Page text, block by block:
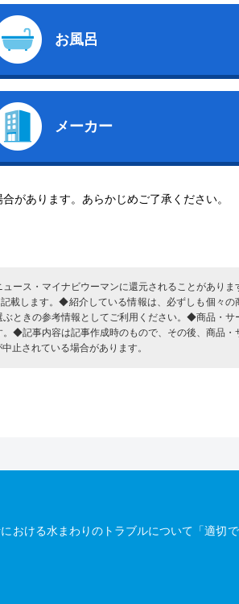
お風呂
メーカー
があります。あらかじめご了承ください。
ース・マイナビウーマンに還元されることがあり
載します。◆紹介している情報は、必ずしも個々の
ときの参考情報としてご利用ください。◆商品・サ
◆記事内容は記事作成時のもので、その後、商品・
止されている場合があります。
おける水まわりのトラブルについて「適切